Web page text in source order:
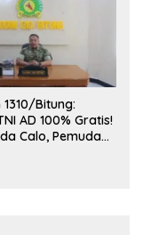
Bitung:
AD 100% Gratis!
Calo, Pemuda